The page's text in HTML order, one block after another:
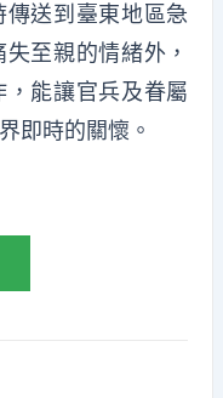
送到臺東地區急
至親的情緒外，
，能讓官兵及眷屬
即時的關懷。